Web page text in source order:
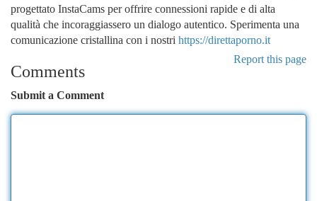
progettato InstaCams per offrire connessioni rapide e di alta
qualità che incoraggiassero un dialogo autentico. Sperimenta una
comunicazione cristallina con i nostri https://direttaporno.it
Report this page
Comments
Submit a Comment